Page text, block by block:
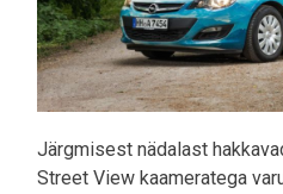
Järgmisest nädalast
Street View kaameratega